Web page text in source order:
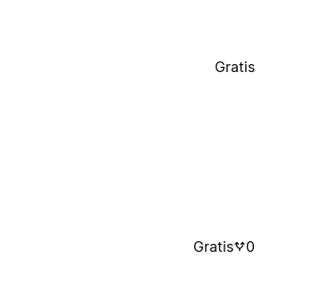
Gratis
Gratis 0